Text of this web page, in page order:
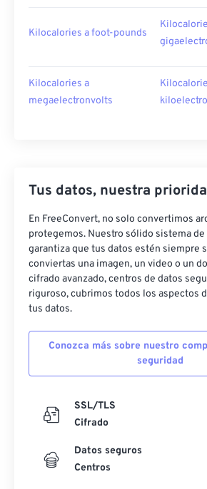
Kilocalories a foot-pounds
Kilocalories a
megaelectronvolts
Tus datos, nuestra
En FreeConvert, no solo convertimos
protegemos. Nuestro sólido sistema
garantiza que tus datos estén siempre
conviertas una imagen, un video o un
cifrado avanzado, centros de datos
riguroso, cubrimos todos los aspectos
tus datos.
Conozca más sobre nuestro
seguridad
SSL/TLS
Cifrado
Datos seguros
Centros